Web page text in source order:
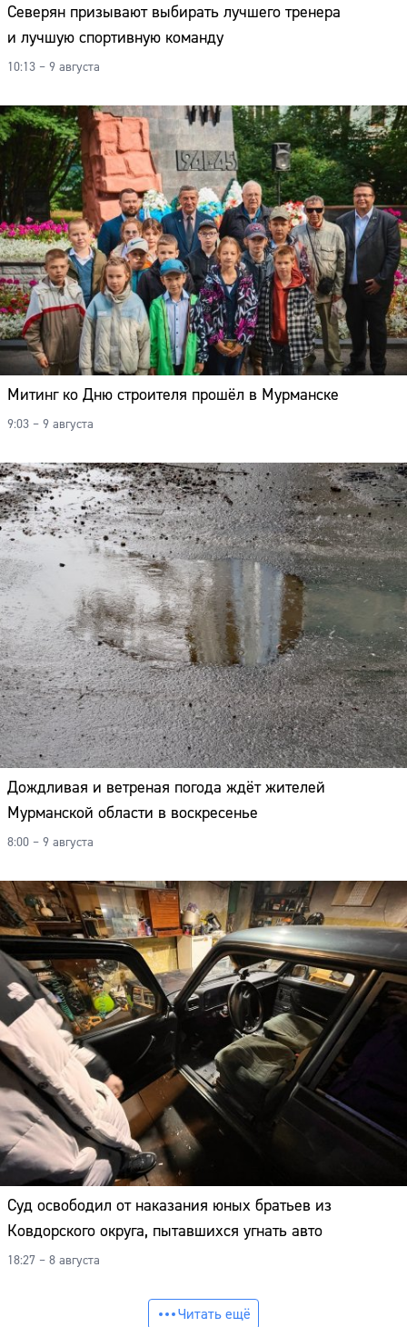
Северян призывают выбирать лучшего тренера
и лучшую спортивную команду
10:13 – 9 августа
Митинг ко Дню строителя прошёл в Мурманске
9:03 – 9 августа
Дождливая и ветреная погода ждёт жителей
Мурманской области в воскресенье
8:00 – 9 августа
Суд освободил от наказания юных братьев из
Ковдорского округа, пытавшихся угнать авто
18:27 – 8 августа
Читать ещё